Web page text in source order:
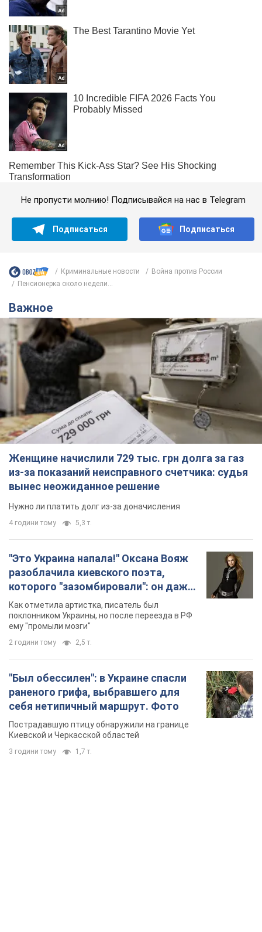
Не пропусти молнию! Подписывайся на нас в Telegram
Подписаться Подписаться
Криминальные новости
Война против России
Пенсионерка около недели...
Важное
Женщине начислили 729 тыс. грн долга за газ
из-за показаний неисправного счетчика: судья
вынес неожиданное решение
Нужно ли платить долг из-за доначисления
4 години тому 5,3 т.
"Это Украина напала!" Оксана Вояж
разоблачила киевского поэта,
которого "зазомбировали": он даже
русского не знал, а теперь хочет
геноцида украинцев
Как отметила артистка, писатель был
поклонником Украины, но после переезда в РФ
ему "промыли мозги"
2 години тому 2,5 т.
"Был обессилен": в Украине спасли
раненого грифа, выбравшего для
себя нетипичный маршрут. Фото
Пострадавшую птицу обнаружили на границе
Киевской и Черкасской областей
3 години тому 1,7 т.